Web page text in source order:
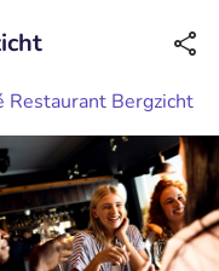
Erreichbar bis 23:00 Uhr
Restaurant Bergzicht